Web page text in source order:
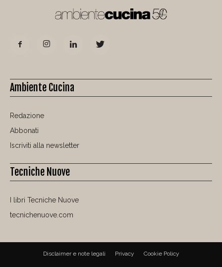
Ambiente Cucina
Redazione
Abbonati
Iscriviti alla newsletter
Tecniche Nuove
I libri Tecniche Nuove
tecnichenuove.com
Disclaimer e note legali Privacy Cookie Policy